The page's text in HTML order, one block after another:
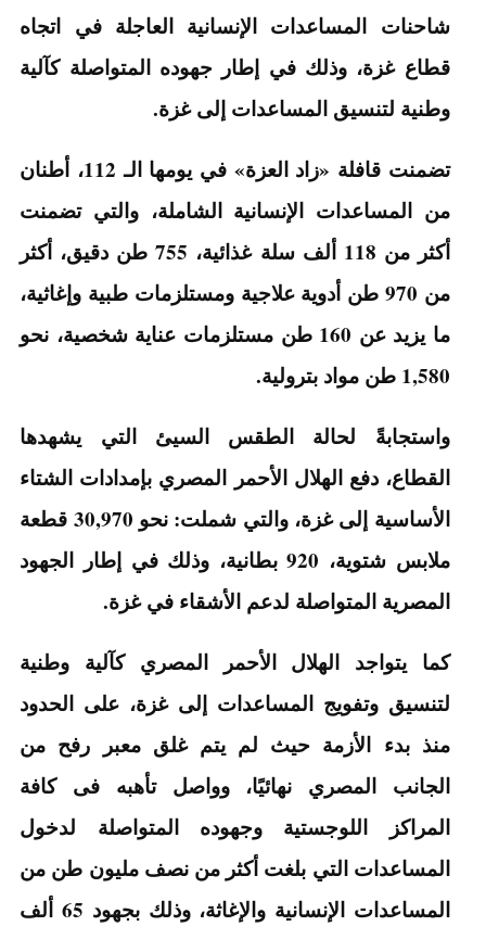
شاحنات المساعدات الإنسانية العاجلة في اتجاه
قطاع غزة، وذلك في إطار جهوده المتواصلة كآلية
وطنية لتنسيق المساعدات إلى غزة.
تضمنت قافلة «زاد العزة» في يومها الـ 112، أطنان
من المساعدات الإنسانية الشاملة، والتي تضمنت
أكثر من 118 ألف سلة غذائية، 755 طن دقيق، أكثر
من 970 طن أدوية علاجية ومستلزمات طبية وإغاثية،
ما يزيد عن 160 طن مستلزمات عناية شخصية، نحو
1,580 طن مواد بترولية.
واستجابةً لحالة الطقس السيئ التي يشهدها
القطاع، دفع الهلال الأحمر المصري بإمدادات الشتاء
الأساسية إلى غزة، والتي شملت: نحو 30,970 قطعة
ملابس شتوية، 920 بطانية، وذلك في إطار الجهود
المصرية المتواصلة لدعم الأشقاء في غزة.
كما يتواجد الهلال الأحمر المصري كآلية وطنية
لتنسيق وتفويج المساعدات إلى غزة، على الحدود
منذ بدء الأزمة حيث لم يتم غلق معبر رفح من
الجانب المصري نهائيًا، وواصل تأهبه فى كافة
المراكز اللوجستية وجهوده المتواصلة لدخول
المساعدات التي بلغت أكثر من نصف مليون طن من
المساعدات الإنسانية والإغاثة، وذلك بجهود 65 ألف